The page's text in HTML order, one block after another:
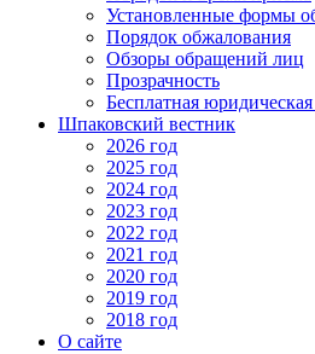
Установленные формы
Порядок обжалования
Обзоры обращений лиц
Прозрачность
Бесплатная
Шпаковский вестник
2026 год
2025 год
2024 год
2023 год
2022 год
2021 год
2020 год
2019 год
2018 год
О сайте